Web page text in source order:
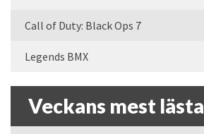
Call of Duty: Black Ops 7
Legends BMX
Veckans mest lästa